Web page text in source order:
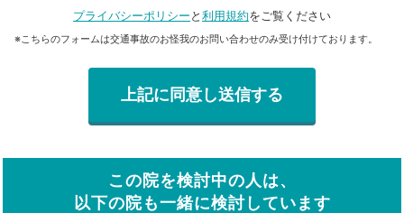
プライバシーポリシーと利用規約をご覧ください
※こちらのフォームは交通事故のお怪我のお問い合わせのみ受け付けております。
この院を検討中の人は、
以下の院も一緒に検討しています